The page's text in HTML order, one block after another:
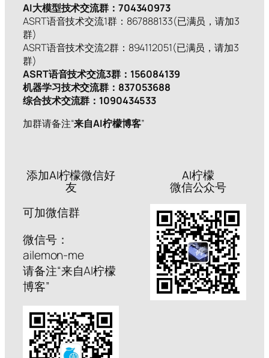
AI大模型技术交流群：704340973
ASRT语音技术交流1群：867888133(已满员，请加3
群)
ASRT语音技术交流2群：894112051(已满员，请加3
群)
ASRT语音技术交流3群：156084139
机器学习技术交流群：837053688
综合技术交流群：1090434533
加群请备注“来自AI柠檬博客”
添加AI柠檬微信好
友
可加微信群
微信号：
ailemon-me
请备注“来自AI柠檬
博客”
AI柠檬
微信公众号